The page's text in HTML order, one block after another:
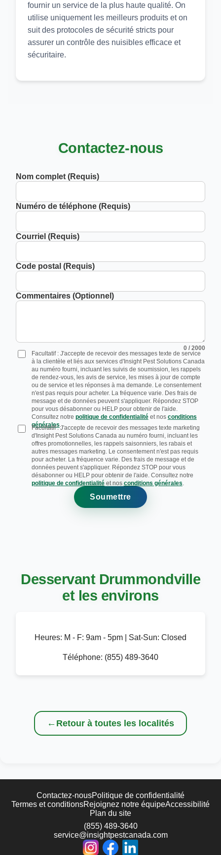
fournir un service de la plus haute qualité. On
utilise uniquement les meilleurs produits et on
suit des protocoles de sécurité stricts pour
assurer un contrôle des nuisibles efficace et
sécuritaire.
Contactez-nous
Nom complet (Requis)
Numéro de téléphone (Requis)
Courriel (Requis)
Code postal (Requis)
Commentaires (Optionnel)
0 / 2000
Facultatif : J'accepte de recevoir des messages texte de service
à la clientèle et liés aux services d'Insight Pest Solutions Canada
au numéro fourni, incluant les suivis de soumission, les rappels
de rendez-vous, les avis de service, les mises à jour de compte
ou de service et les réponses à ma demande. Le consentement
n'est pas requis pour acheter. La fréquence varie. Des frais de
message et de données peuvent s'appliquer. Répondez STOP
pour vous désabonner ou HELP pour obtenir de l'aide.
Consultez notre politique de confidentialité et nos conditions
générales
Facultatif : J'accepte de recevoir des messages texte marketing
d'Insight Pest Solutions Canada au numéro fourni, incluant les
offres promotionnelles, les rappels saisonniers, les rabais et
autres messages marketing. Le consentement n'est pas requis
pour acheter. La fréquence varie. Des frais de message et de
données peuvent s'appliquer. Répondez STOP pour vous
désabonner ou HELP pour obtenir de l'aide. Consultez notre
politique de confidentialité et nos conditions générales.
Soumettre
Desservant Drummondville
et les environs
Heures: M - F: 9am - 5pm | Sat-Sun: Closed
Téléphone: (855) 489-3640
← Retour à toutes les localités
Contactez-nousPolitique de confidentialité
Termes et conditionsRejoignez notre équipeAccessibilité
Plan du site
(855) 489-3640
service@insightpestcanada.com